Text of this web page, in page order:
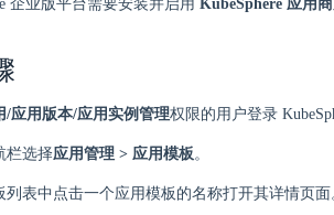
企业版平台需要安装并启用 KubeSphere 应用
/应用版本/应用实例管理权限的用户登录
栏选择应用管理 > 应用模板。
列表中点击一个应用模板的名称打开其详情页面